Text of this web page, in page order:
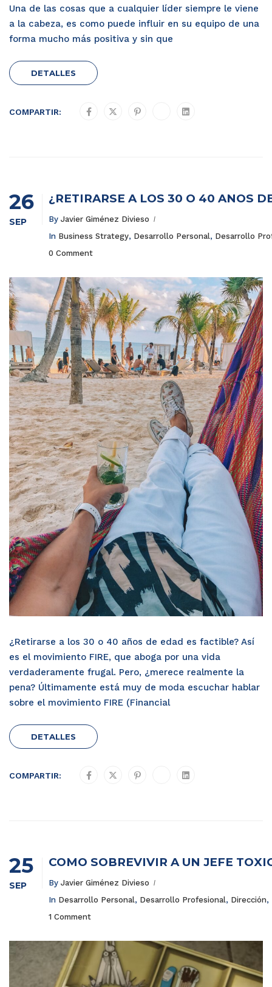
Una de las cosas que a cualquier líder siempre le viene
a la cabeza, es como puede influir en su equipo de una
forma mucho más positiva y sin que
DETALLES
COMPARTIR:
26
SEP
¿RETIRARSE A LOS 30 O 40 AÑOS
By Javier Giménez Divieso
In Business Strategy, Desarrollo Personal, Desarrollo
0 Comment
¿Retirarse a los 30 o 40 años de edad es factible? Así
es el movimiento FIRE, que aboga por una vida
verdaderamente frugal. Pero, ¿merece realmente la
pena? Últimamente está muy de moda escuchar hablar
sobre el movimiento FIRE (Financial
DETALLES
COMPARTIR:
25
SEP
COMO SOBREVIVIR A UN JEFE
By Javier Giménez Divieso
In Desarrollo Personal, Desarrollo Profesional, Dirección,
1 Comment